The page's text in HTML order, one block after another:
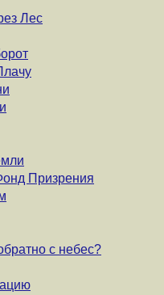
Лес
Призрения
с небес?